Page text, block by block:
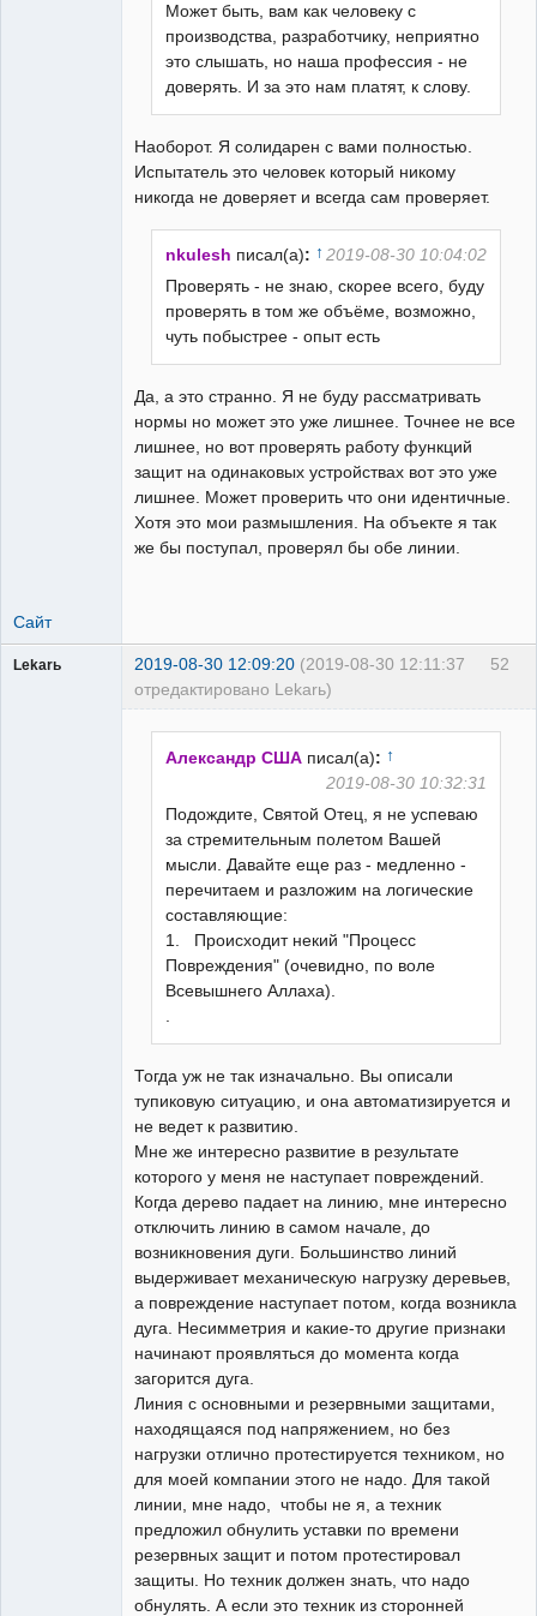
Может быть, вам как человеку с
производства, разработчику, неприятно
это слышать, но наша профессия - не
доверять. И за это нам платят, к слову.
Наоборот. Я солидарен с вами полностью.
Испытатель это человек который никому
никогда не доверяет и всегда сам проверяет.
nkulesh писал(а): ↑ 2019-08-30 10:04:02
Проверять - не знаю, скорее всего, буду
проверять в том же объёме, возможно,
чуть побыстрее - опыт есть
Да, а это странно. Я не буду рассматривать
нормы но может это уже лишнее. Точнее не все
лишнее, но вот проверять работу функций
защит на одинаковых устройствах вот это уже
лишнее. Может проверить что они идентичные.
Хотя это мои размышления. На объекте я так
же бы поступал, проверял бы обе линии.
Сайт
52
Lekarь 2019-08-30 12:09:20 (2019-08-30 12:11:37
отредактировано Lekarь)
Александр США писал(а): ↑
2019-08-30 10:32:31
Подождите, Святой Отец, я не успеваю
за стремительным полетом Вашей
мысли. Давайте еще раз - медленно -
перечитаем и разложим на логические
составляющие:
1. Происходит некий "Процесс
Повреждения" (очевидно, по воле
Всевышнего Аллаха).
Тогда уж не так изначально. Вы описали
тупиковую ситуацию, и она автоматизируется и
не ведет к развитию.
Мне же интересно развитие в результате
которого у меня не наступает повреждений.
Когда дерево падает на линию, мне интересно
отключить линию в самом начале, до
возникновения дуги. Большинство линий
выдерживает механическую нагрузку деревьев,
а повреждение наступает потом, когда возникла
дуга. Несимметрия и какие-то другие признаки
начинают проявляться до момента когда
загорится дуга.
Линия с основными и резервными защитами,
находящаяся под напряжением, но без
нагрузки отлично протестируется техником, но
для моей компании этого не надо. Для такой
линии, мне надо, чтобы не я, а техник
предложил обнулить уставки по времени
резервных защит и потом протестировал
защиты. Но техник должен знать, что надо
обнулять. А если это техник из сторонней